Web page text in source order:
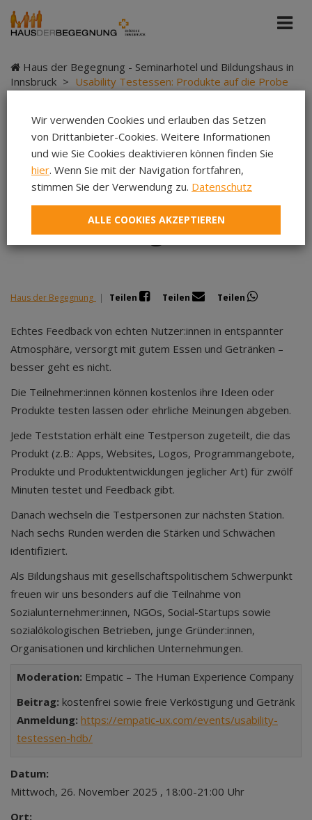
Haus der Begegnung - Seminarhotel und Bildungshaus in
Innsbruck > Usability Testessen: Produkte auf die Probe
Usability Testessen:
Produkte auf die
Probe gestellt
Haus der Begegnung | Teilen Teilen Teilen
Echtes Feedback von echten Nutzer:innen in entspannter
Atmosphäre, versorgt mit gutem Essen und Getränken –
besser geht es nicht.
Die Teilnehmer:innen können kostenlos ihre Ideen oder
Produkte testen lassen oder ehrliche Meinungen abgeben.
Jede Teststation erhält eine Testperson zugeteilt, die das
Produkt (z.B.: Apps, Websites, Logos, Programmangebote,
Produkte und Produktentwicklungen jeglicher Art) für zwölf
Minuten testet und Feedback gibt.
Danach wechseln die Testpersonen zur nächsten Station.
Nach sechs Runden werden die Stärken und Schwächen
identifiziert.
Als Bildungshaus mit gesellschaftspolitischem Schwerpunkt
freuen wir uns besonders auf die Teilnahme von
Sozialunternehmer:innen, NGOs, Social-Startups sowie
sozialökologischen Betrieben, junge Gründer:innen,
Organisationen und kirchlichen Unternehmungen.
Moderation: Empatic – The Human Experience Company
Beitrag: kostenfrei sowie freie Verköstigung und Getränk
Anmeldung: https://empatic-ux.com/events/usability-
testessen-hdb/
Datum:
Mittwoch, 26. November 2025 , 18:00-21:00 Uhr
Ort:
Wir verwenden Cookies und erlauben das Setzen
von Drittanbieter-Cookies. Weitere Informationen
und wie Sie Cookies deaktivieren können finden Sie
hier. Wenn Sie mit der Navigation fortfahren,
stimmen Sie der Verwendung zu. Datenschutz
ALLE COOKIES AKZEPTIEREN